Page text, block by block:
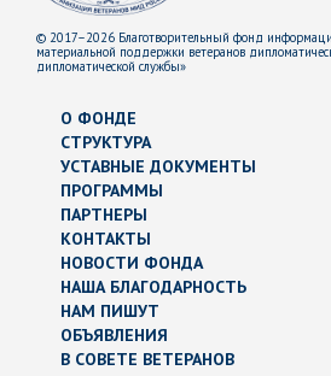
© 2017–2026 Благотворительный фонд
материальной поддержки ветеранов
дипломатической службы»
О ФОНДЕ
СТРУКТУРА
УСТАВНЫЕ ДОКУМЕНТЫ
ПРОГРАММЫ
ПАРТНЕРЫ
КОНТАКТЫ
НОВОСТИ ФОНДА
НАША БЛАГОДАРНОСТЬ
НАМ ПИШУТ
ОБЪЯВЛЕНИЯ
В СОВЕТЕ ВЕТЕРАНОВ